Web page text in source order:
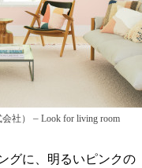
社） – Look for living room
グに、明るいピンクの